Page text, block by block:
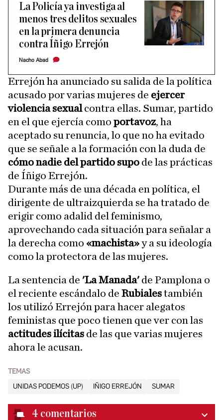
La Policía ya investiga al
menos tres delitos sexuales
en la primera denuncia
contra Íñigo Errejón
Nacho Abad
Errejón ha anunciado su salida de la política
acusado por varias mujeres de ejercer
violencia sexualcontra ellas. Sumar, partido
en el que ejercía como portavoz, ha
aceptado su renuncia, lo que no ha evitado
que se señale a la formación con la duda de
cómo nadie del partido supo de las prácticas
de Íñigo Errejón.
Durante más de una década en política, el
dirigente de ultraizquierda se ha tratado de
erigir como adalid del feminismo,
aprovechando cada situación para señalar a
la derecha como «machista»y a su ideología
como la protectora de las mujeres.
La sentencia de 'La Manada' de Pamplona o
el reciente escándalo de Rubialestambién
los utilizó Errejón para hacer alegatos
feministas que poco tienen que ver con las
actitudes ilícitas de las que varias mujeres
ahora le acusan.
TEMAS
UNIDAS PODEMOS (UP)
IÑIGO ERREJÓN SUMAR
4 comentarios